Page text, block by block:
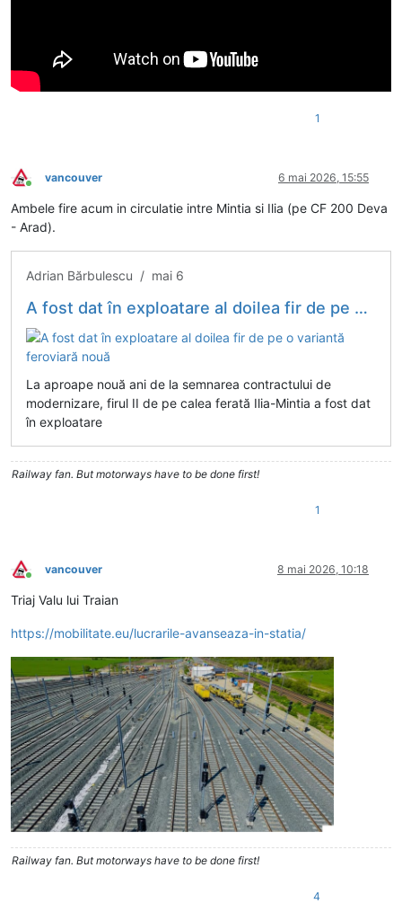
1
Conectat
vancouver 6 mai 2026, 15:55
Ambele fire acum in circulatie intre Mintia si Ilia (pe CF 200 Deva
- Arad).
Adrian Bărbulescu / mai 6
A fost dat în exploatare al doilea fir de pe o variantă feroviară nouă
La aproape nouă ani de la semnarea contractului de
modernizare, firul II de pe calea ferată Ilia-Mintia a fost dat
în exploatare
Railway fan. But motorways have to be done first!
1
Conectat
vancouver 8 mai 2026, 10:18
Triaj Valu lui Traian
https://mobilitate.eu/lucrarile-avanseaza-in-statia/
Railway fan. But motorways have to be done first!
4